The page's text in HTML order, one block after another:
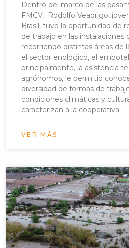
Dentro del marco de las
FMCV, Rodolfo Veadrigo,
Brasil, tuvo la oportunidad de
de trabajo en las instalaciones
recorriendo distintas áreas de
el sector enológico, el
principalmente, la asistencia
agrónomos, le permitió
diversidad de formas de
condiciones climáticas y
caracterizan a la cooperativa
VER MÁS